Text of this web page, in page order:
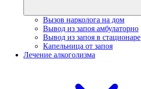
Вызов нарколога на дом
Вывод из запоя амбулаторно
Вывод из запоя в стационаре
Капельница от запоя
Лечение алкоголизма